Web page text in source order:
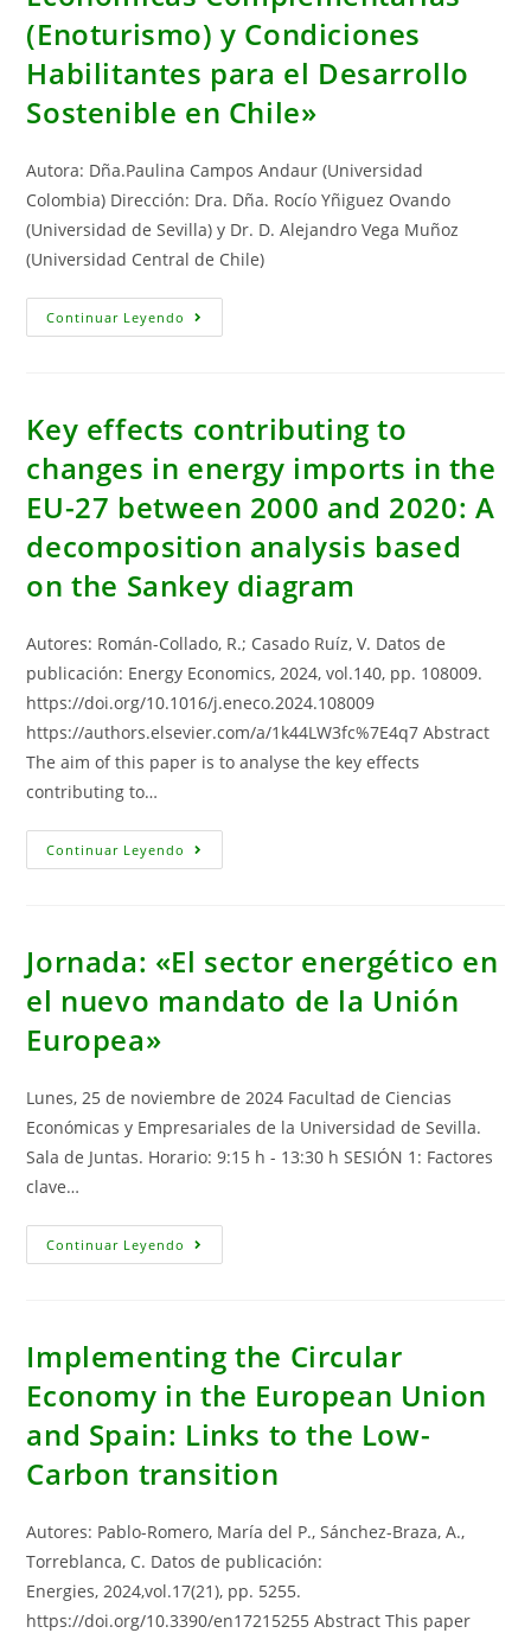
Crecimiento
Económico
En
Latinoamérica»
(Enoturismo) y Condiciones
Habilitantes para el Desarrollo
Sostenible en Chile»
Autora: Dña.Paulina Campos Andaur (Universidad
Colombia) Dirección: Dra. Dña. Rocío Yñiguez Ovando
(Universidad de Sevilla) y Dr. D. Alejandro Vega Muñoz
(Universidad Central de Chile)
Continuar Leyendo Tesis
Doctoral:
La
Vitivinícola,
Actividades
Económicas
Complementarias
(Enoturismo)
Y
Habilitantes
Para
Desarrollo
Sostenible
En
Chile»
Key effects contributing to
changes in energy imports in the
EU-27 between 2000 and 2020: A
decomposition analysis based
on the Sankey diagram
Autores: Román-Collado, R.; Casado Ruíz, V. Datos de
publicación: Energy Economics, 2024, vol.140, pp. 108009.
https://doi.org/10.1016/j.eneco.2024.108009
https://authors.elsevier.com/a/1k44LW3fc%7E4q7 Abstract
The aim of this paper is to analyse the key effects
contributing to…
Continuar Leyendo Key
Effects
Energy
Imports
The
EU-
2020:
Decomposition
Analysis
Based
Diagram
Jornada: «El sector energético en
el nuevo mandato de la Unión
Europea»
Lunes, 25 de noviembre de 2024 Facultad de Ciencias
Económicas y Empresariales de la Universidad de Sevilla.
Sala de Juntas. Horario: 9:15 h - 13:30 h SESIÓN 1: Factores
clave…
Continuar Leyendo Jornada:
«El
Nuevo
Mandato
La
Unión
Europea»
Implementing the Circular
Economy in the European Union
and Spain: Links to the Low-
Carbon transition
Autores: Pablo-Romero, María del P., Sánchez-Braza, A.,
Torreblanca, C. Datos de publicación:
Energies, 2024,vol.17(21), pp. 5255.
https://doi.org/10.3390/en17215255 Abstract This paper